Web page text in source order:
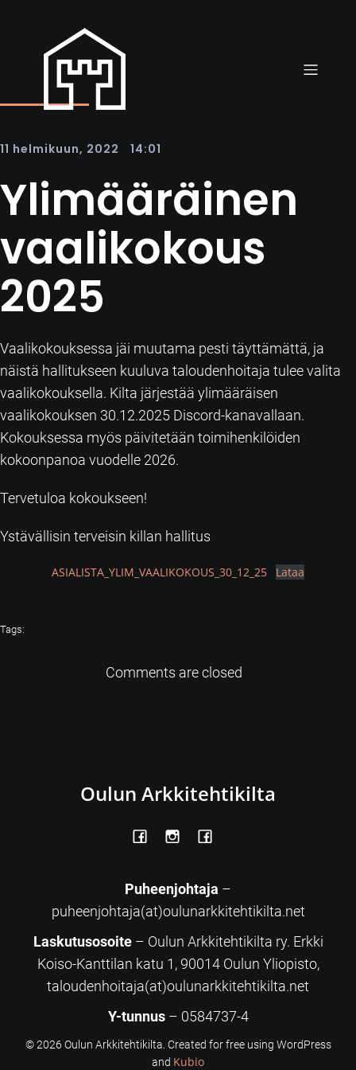
11 helmikuun, 2022 14:01
Ylimääräinen
vaalikokous
2025
Vaalikokouksessa jäi muutama pesti täyttämättä, ja
näistä hallitukseen kuuluva taloudenhoitaja tulee valita
vaalikokouksella. Kilta järjestää ylimääräisen
vaalikokouksen 30.12.2025 Discord-kanavallaan.
Kokouksessa myös päivitetään toimihenkilöiden
kokoonpanoa vuodelle 2026.
Tervetuloa kokoukseen!
Ystävällisin terveisin killan hallitus
ASIALISTA_YLIM_VAALIKOKOUS_30_12_25 Lataa
Tags:
Comments are closed
Oulun Arkkitehtikilta
Puheenjohtaja –
puheenjohtaja(at)oulunarkkitehtikilta.net
Laskutusosoite– Oulun Arkkitehtikilta ry. Erkki
Koiso-Kanttilan katu 1, 90014 Oulun Yliopisto,
taloudenhoitaja(at)oulunarkkitehtikilta.net
Y-tunnus – 0584737-4
© 2026 Oulun Arkkitehtikilta. Created for free using WordPress
and Kubio